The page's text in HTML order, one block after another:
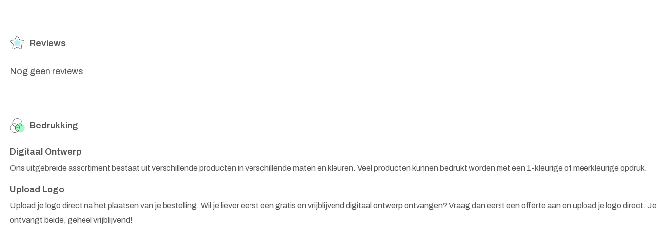
Reviews
Nog geen reviews
Bedrukking
Digitaal Ontwerp
Ons uitgebreide assortiment bestaat uit verschillende producten in verschillende maten en kleuren. Veel producten kunnen bedrukt worden met een 1-kleurige of meerkleurige opdruk.
Upload Logo
Upload je logo direct na het plaatsen van je bestelling. Wil je liever eerst een gratis en vrijblijvend digitaal ontwerp ontvangen? Vraag dan eerst een offerte aan en upload je logo direct. Je
ontvangt beide, geheel vrijblijvend!